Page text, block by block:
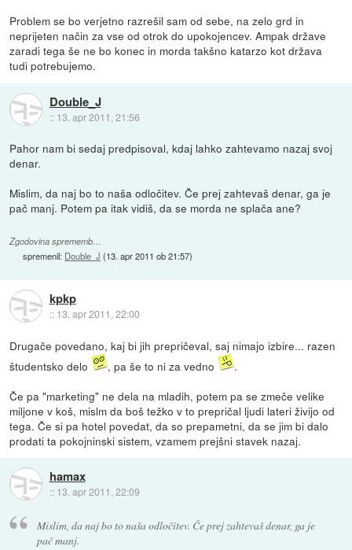
Problem se bo verjetno razrešil sam od sebe, na zelo grd in
neprijeten način za vse od otrok do upokojencev. Ampak države
zaradi tega še ne bo konec in morda takšno katarzo kot država
tudi potrebujemo.
Double_J
:: 13. apr 2011, 21:56
Pahor nam bi sedaj predpisoval, kdaj lahko zahtevamo nazaj svoj
denar.
Mislim, da naj bo to naša odločitev. Če prej zahtevaš denar, ga je
pač manj. Potem pa itak vidiš, da se morda ne splača ane?
Zgodovina sprememb…
spremenil: Double_J (13. apr 2011 ob 21:57)
kpkp
:: 13. apr 2011, 22:00
Drugače povedano, kaj bi jih prepričeval, saj nimajo izbire... razen
študentsko delo
, pa še to ni za vedno
.
Če pa "marketing" ne dela na mladih, potem pa se zmeče velike
miljone v koš, mislm da boš težko v to prepričal ljudi lateri živijo od
tega. Če si pa hotel povedat, da so prepametni, da se jim bi dalo
prodati ta pokojninski sistem, vzamem prejšni stavek nazaj.
hamax
:: 13. apr 2011, 22:09
Mislim, da naj bo to naša odločitev. Če prej zahtevaš denar, ga je
pač manj.